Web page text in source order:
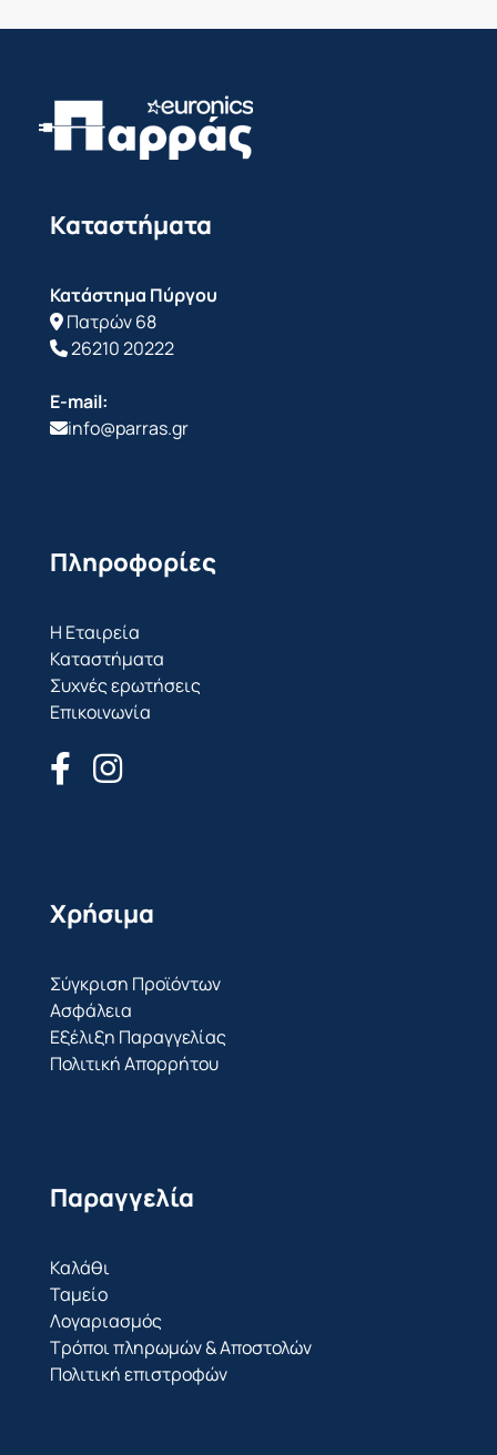
Καταστήματα
Κατάστημα Πύργου
Πατρών 68
26210 20222
E-mail:
info@parras.gr
Πληροφορίες
Η Εταιρεία
Καταστήματα
Συχνές ερωτήσεις
Επικοινωνία
Χρήσιμα
Σύγκριση Προϊόντων
Ασφάλεια
Εξέλιξη Παραγγελίας
Πολιτική Απορρήτου
Παραγγελία
Καλάθι
Ταμείο
Λογαριασμός
Τρόποι πληρωμών & Αποστολών
Πολιτική επιστροφών